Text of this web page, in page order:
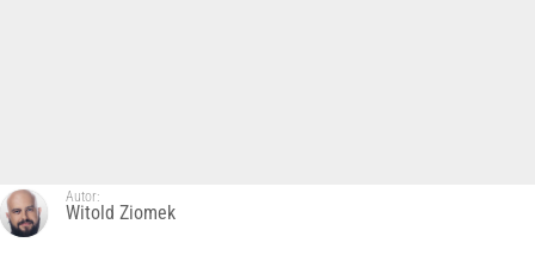
Autor:
Witold Ziomek